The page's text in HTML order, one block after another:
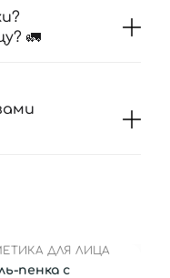
🚛
ДЛЯ ЛИЦА
пенка с